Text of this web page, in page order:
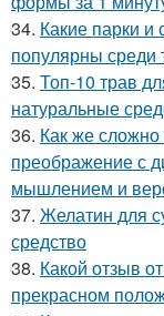
34. Какие парки
популярны среди
35. Топ-10 трав
натуральные
36. Как же
преображение с
мышлением и
37. Желатин для
средство
38. Какой отзыв
прекрасном